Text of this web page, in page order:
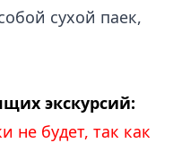
сухой паек,
экскурсий:
не будет, так как